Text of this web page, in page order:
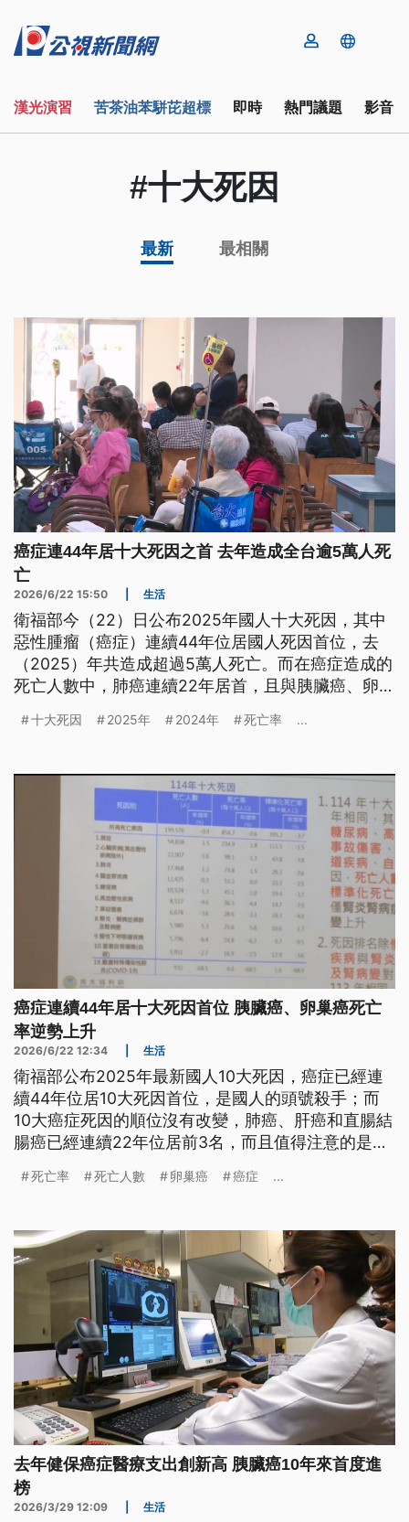
漢光演習 苦茶油苯駢芘超標 即時 熱門議題 影音
#十大死因
最新 最相關
癌症連44年居十大死因之首 去年造成全台逾5萬人死
亡
2026/6/22 15:50 生活
衛福部今（22）日公布2025年國人十大死因，其中
惡性腫瘤（癌症）連續44年位居國人死因首位，去
（2025）年共造成超過5萬人死亡。而在癌症造成的
死亡人數中，肺癌連續22年居首，且與胰臟癌、卵巢
十大死因 2025年 2024年 死亡率 ...
癌症連續44年居十大死因首位 胰臟癌、卵巢癌死亡
率逆勢上升
2026/6/22 12:34 生活
衛福部公布2025年最新國人10大死因，癌症已經連
續44年位居10大死因首位，是國人的頭號殺手；而
10大癌症死因的順位沒有改變，肺癌、肝癌和直腸結
腸癌已經連續22年位居前3名，而且值得注意的是，
死亡率 死亡人數 卵巢癌 癌症 ...
去年健保癌症醫療支出創新高 胰臟癌10年來首度進
榜
2026/3/29 12:09 生活